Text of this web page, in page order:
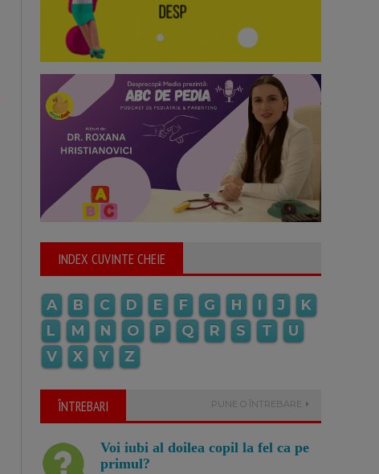
INDEX CUVINTE CHEIE
A B C D E F G H I J
K
L
M N O P Q R S T
U
V
X Y Z
ÎNTREBARI PUNE O ÎNTREBARE
Voi iubi al doilea copil la fel ca pe
primul?